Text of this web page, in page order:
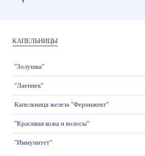
КАПЕЛЬНИЦЫ
"Золушка"
"Лаеннек"
Капельница железа "Феринжект"
"Красивая кожа и волосы"
"Иммунитет"